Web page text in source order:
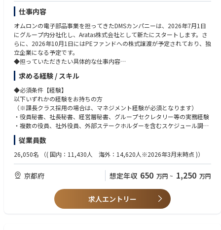
◆具体的な仕事内容に対しての期待する成果
・独立新会社として、社内・社外取締役が円滑かつ安定的に職務を遂行で
きる役員サポート体制が構築されていること
・株主、社外取締役、社内取締役、執行・事業部門間のコミュニケーショ
ンが適切に設計・運用されていること
・取締役会や重要会議体の開催準備、資料連携、事後フォローが滞りなく
行われ、意思決定の質とスピード向上に貢献できていること
・属人的な秘書業務ではなく、Aratasに適した標準プロセス・ルール・ナ
レッジとして定着していること
・役員・社外取締役・株主関係者から信頼される、機密性・正確性・先回
り力の高いサポートが提供できていること
◆この仕事の魅力
・大企業から独立し、PEファンド傘下で新たな成長を目指す会社の経営体
制づくりに、立上げ段階から関わることができます。
・単なる秘書業務にとどまらず、株主、社外取締役、経営陣、事業部門を
つなぐ重要なハブとして、経営の意思決定を支える役割を担うことができ
ます。
・新会社の役員秘書機能、取締役会運営支援、ガバナンス関連プロセスを
一から構築するため、既存ルールの運用だけでなく、自ら仕組みを設計す
る経験を積むことができます。
・製造業としての実体ある事業基盤、グローバルな顧客基盤、世界トップ
クラスの製品群を持つ会社で、企業変革フェーズの中核に近い立場で働く
・Word、Excel、PowerPoint、Outlook、Teams等の基本的なPCスキル
・曖昧な状況でも自ら課題を整理し、必要なプロセスを構築できる力
◆歓迎条件
・社外取締役、監査役、株主、PEファンド、投資家等との対応経験
・取締役会事務局、株主総会事務局、経営会議事務局等の経験
・製造業、電子部品、自動車、産業機器、BtoBメーカーでの就業経験
・グローバル企業での役員秘書・経営サポート経験
・英語でのメール対応、会議調整、資料確認が可能な方
・コーポレートガバナンス、会社法、取締役会運営に関する基礎知識
・秘書業務の立上げ、業務改善、標準化、マニュアル化の経験
・部門横断プロジェクトや全社プロジェクトの運営支援経験
仕事内容
オムロンの電子部品事業を担ってきたDMSカンパニーは、2026年7月1日
にグループ内分社化し、Aratas株式会社として新たにスタートします。さ
らに、2026年10月1日にはPEファンドへの株式譲渡が予定されており、独
立企業になる予定です。
◆担っていただきたい具体的な仕事内容
社内・社外取締役を対象とした役員秘書機能の立上げおよび実行を担って
いただきます。特に、株式譲渡後に新たに就任予定の社外取締役、株主関
係者、社内経営陣とのコミュニケーションが円滑に進むよう、役員サポー
ト体制を設計・運用いただきます。
【1. 役員秘書機能の立上げ】
・Aratasの経営体制・ガバナンス体制に適した役員秘書機能の設計。
・社内取締役、社外取締役、株主関係者との連絡・調整プロセスの構築。
・秘書業務に関する社内ルール、運用フロー、ナレッジの整備
【2. 役員秘書業務の実行】
・社内取締役、社外取締役のスケジュール調整、会議設定、日程管理
・取締役会、経営会議、株主・社外取締役との会議等の調整・案内
・会議資料の準備依頼、回収、体裁確認、共有、事前送付
・役員の業務遂行に必要な各種サポート
・社外取締役や株主関係者からの問い合わせ対応窓口
求める経験 / スキル
◆必須条件【経験】
以下いずれかの経験をお持ちの方
（※課長クラス採用の場合は、マネジメント経験が必須となります）
・役員秘書、社長秘書、経営層秘書、グループセクレタリー等の実務経験
・複数の役員、社外役員、外部ステークホルダーを含むスケジュール調
整・会議運営経験
・取締役会、経営会議、役員会議、株主関連会議等の重要会議体の運営支
援経験
・機密情報を扱う部門での業務経験
・経営企画、総務、法務、広報、IR、コーポレート部門等での経営層サポ
ート経験
※上場企業、大手企業、製造業、PEファンド投資先企業、グローバル企業
等での役員対応経験がある方は特に歓迎します。
従業員数
26,050名 （( 国内：11,430人 海外：14,620人※2026年3月末時点 )）
京都府 想定年収 650 万円 ~ 1,250 万円
求人エントリー